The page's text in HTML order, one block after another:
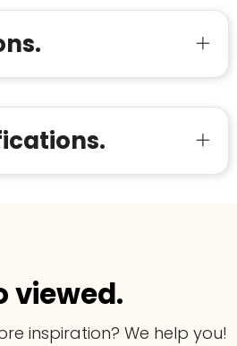
viewed.
inspiration? We help you!